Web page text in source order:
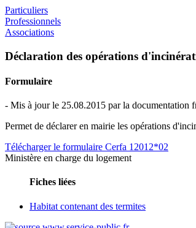
Particuliers
Professionnels
Associations
Déclaration des opérations
Formulaire
- Mis à jour le 25.08.2015 par la documentation
Permet de déclarer en mairie les opérations
Télécharger le formulaire Cerfa 12012*02
Ministère en charge du logement
Fiches liées
Habitat contenant des termites